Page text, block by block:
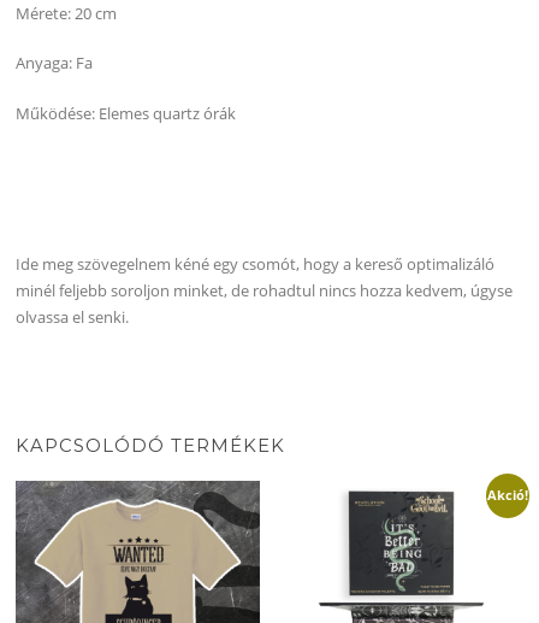
Mérete: 20 cm
Anyaga: Fa
Működése: Elemes quartz órák
Ide meg szövegelnem kéné egy csomót, hogy a kereső optimalizáló
minél feljebb soroljon minket, de rohadtul nincs hozza kedvem, úgyse
olvassa el senki.
KAPCSOLÓDÓ TERMÉKEK
Akció!